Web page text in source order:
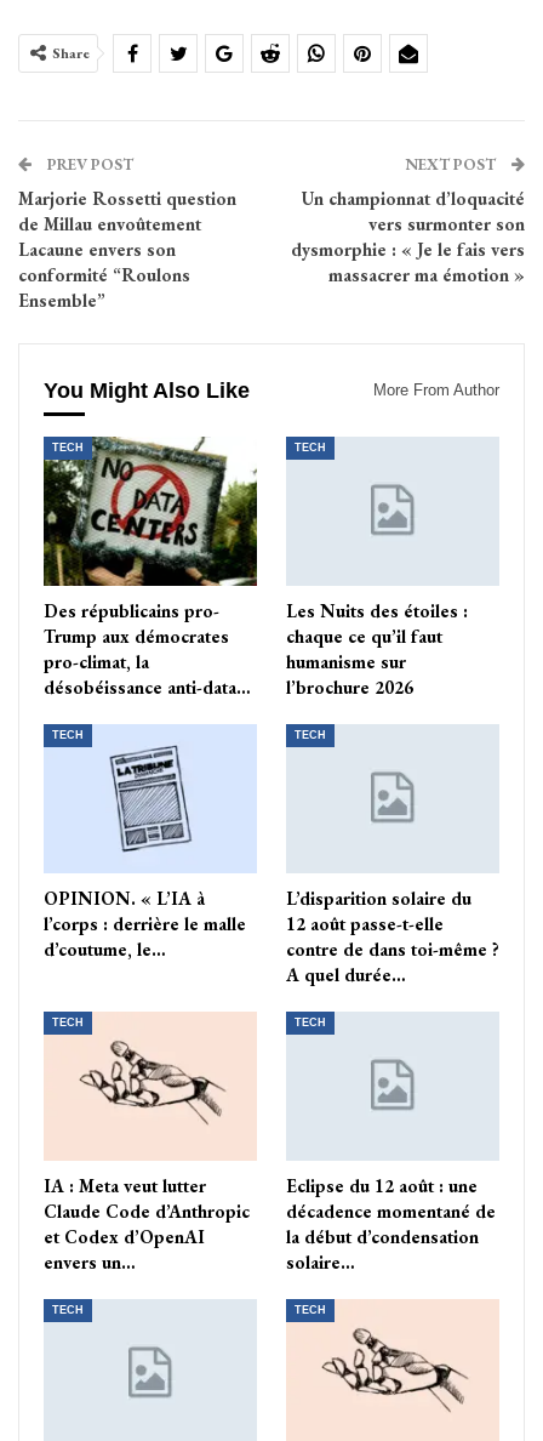
Share
PREV POST
Marjorie Rossetti question
de Millau envoûtement
Lacaune envers son
conformité “Roulons
Ensemble”
NEXT POST
Un championnat d’loquacité
vers surmonter son
dysmorphie : « Je le fais vers
massacrer ma émotion »
You Might Also Like More From Author
TECH
Des républicains pro-
Trump aux démocrates
pro-climat, la
désobéissance anti-data…
TECH
Les Nuits des étoiles :
chaque ce qu’il faut
humanisme sur
l’brochure 2026
TECH
OPINION. « L’IA à
l’corps : derrière le malle
d’coutume, le…
TECH
L’disparition solaire du
12 août passe-t-elle
contre de dans toi-même ?
A quel durée…
TECH
IA : Meta veut lutter
Claude Code d’Anthropic
et Codex d’OpenAI
envers un…
TECH
Eclipse du 12 août : une
décadence momentané de
la début d’condensation
solaire…
TECH TECH